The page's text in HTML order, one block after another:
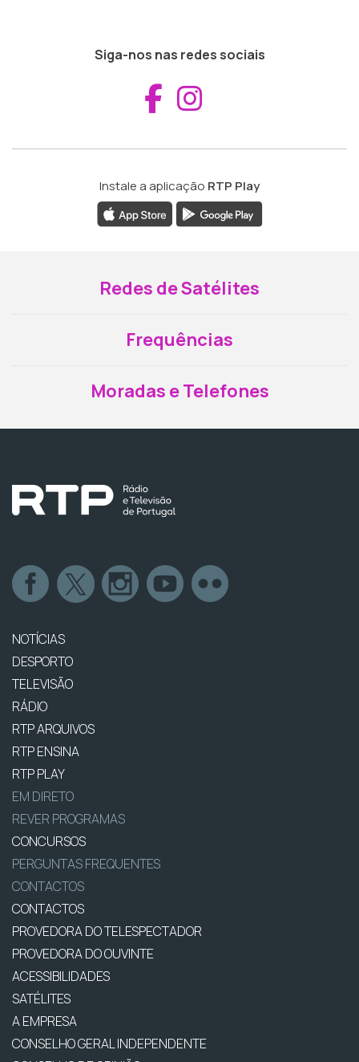
Siga-nos nas redes sociais
Aceder ao
Instale a aplicação RTP Play
Redes de Satélites
Frequências
Moradas e Telefones
NOTÍCIAS
DESPORTO
TELEVISÃO
RÁDIO
RTP ARQUIVOS
RTP ENSINA
RTP PLAY
EM DIRETO
REVER PROGRAMAS
CONCURSOS
PERGUNTAS FREQUENTES
CONTACTOS
CONTACTOS
PROVEDORA DO TELESPECTADOR
PROVEDORA DO OUVINTE
ACESSIBILIDADES
SATÉLITES
A EMPRESA
CONSELHO GERAL INDEPENDENTE